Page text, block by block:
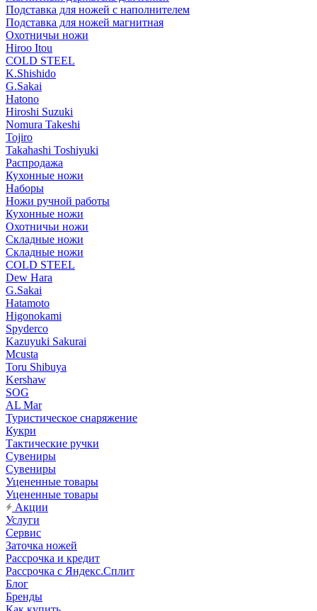
Подставка для ножей с наполнителем
Подставка для ножей магнитная
Охотничьи ножи
Hiroo Itou
COLD STEEL
K.Shishido
G.Sakai
Hatono
Hiroshi Suzuki
Nomura Takeshi
Tojiro
Takahashi Toshiyuki
Распродажа
Кухонные ножи
Наборы
Ножи ручной работы
Кухонные ножи
Охотничьи ножи
Складные ножи
Складные ножи
COLD STEEL
Dew Hara
G.Sakai
Hatamoto
Higonokami
Spyderco
Kazuyuki Sakurai
Mcusta
Toru Shibuya
Kershaw
SOG
AL Mar
Туристическое снаряжение
Кукри
Тактические ручки
Сувениры
Сувениры
Уцененные товары
Уцененные товары
Акции
Услуги
Сервис
Заточка ножей
Рассрочка и кредит
Рассрочка с Яндекс.Сплит
Блог
Бренды